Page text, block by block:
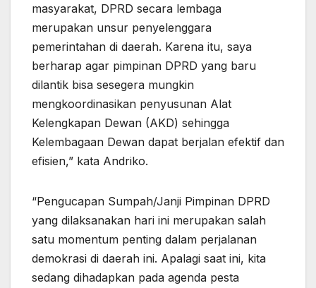
masyarakat, DPRD secara lembaga
merupakan unsur penyelenggara
pemerintahan di daerah. Karena itu, saya
berharap agar pimpinan DPRD yang baru
dilantik bisa sesegera mungkin
mengkoordinasikan penyusunan Alat
Kelengkapan Dewan (AKD) sehingga
Kelembagaan Dewan dapat berjalan efektif dan
efisien,” kata Andriko.
“Pengucapan Sumpah/Janji Pimpinan DPRD
yang dilaksanakan hari ini merupakan salah
satu momentum penting dalam perjalanan
demokrasi di daerah ini. Apalagi saat ini, kita
sedang dihadapkan pada agenda pesta